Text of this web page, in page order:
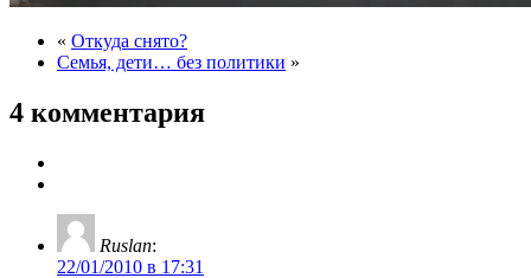
« Откуда снято?
Семья, дети… без политики »
4 комментария
Ruslan:
22/01/2010 в 17:31